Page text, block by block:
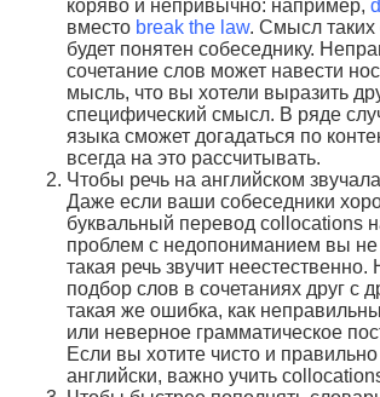
коряво и непривычно: например,
вместо break the law. Смысл таких
будет понятен собеседнику.
сочетание слов может навести
мысль, что вы хотели выразить
специфический смысл. В ряде
языка сможет догадаться по
всегда на это рассчитывать.
Чтобы речь на английском
Даже если ваши собеседники
буквальный перевод collocations
проблем с недопониманием вы
такая речь звучит
подбор слов в сочетаниях друг с
такая же ошибка, как
или неверное грамматическое
Если вы хотите чисто и
английски, важно учить